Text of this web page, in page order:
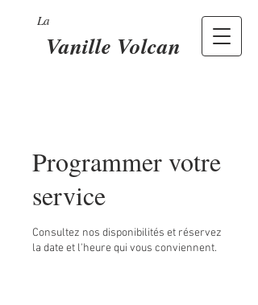
Vanille Volcan
La
Programmer votre
service
Consultez nos disponibilités et réservez
la date et l'heure qui vous conviennent.